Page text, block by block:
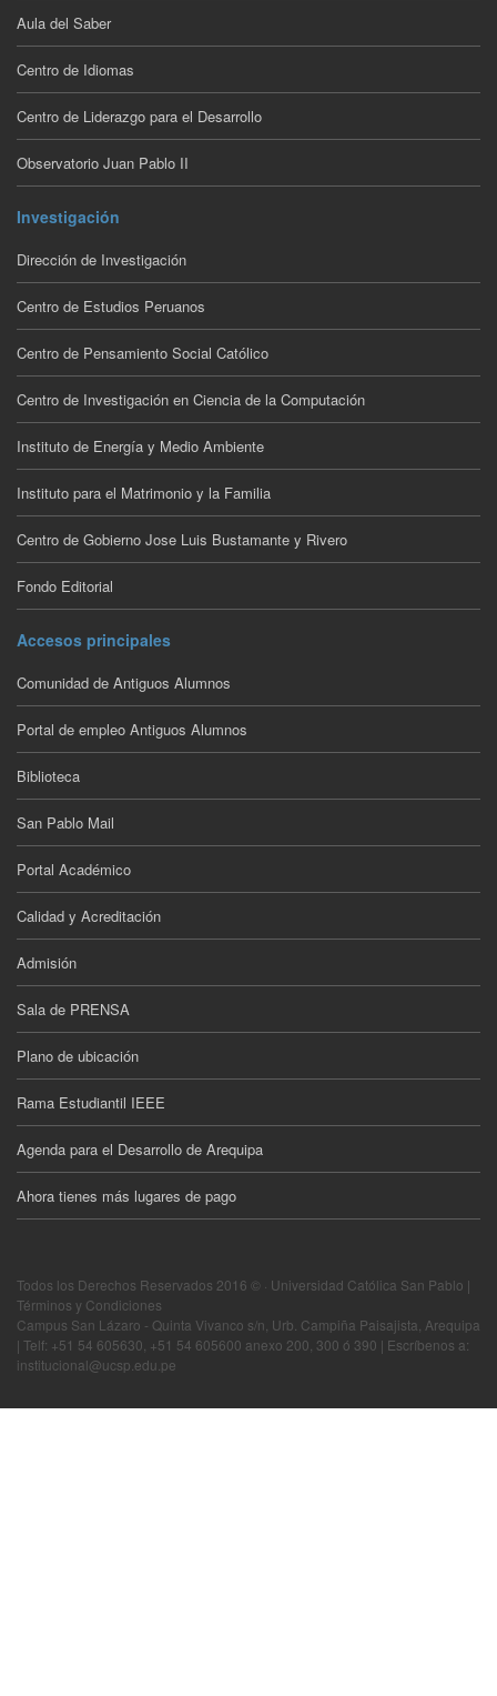
Aula del Saber
Centro de Idiomas
Centro de Liderazgo para el Desarrollo
Observatorio Juan Pablo II
Investigación
Dirección de Investigación
Centro de Estudios Peruanos
Centro de Pensamiento Social Católico
Centro de Investigación en Ciencia de la Computación
Instituto de Energía y Medio Ambiente
Instituto para el Matrimonio y la Familia
Centro de Gobierno Jose Luis Bustamante y Rivero
Fondo Editorial
Accesos principales
Comunidad de Antiguos Alumnos
Portal de empleo Antiguos Alumnos
Biblioteca
San Pablo Mail
Portal Académico
Calidad y Acreditación
Admisión
Sala de PRENSA
Plano de ubicación
Rama Estudiantil IEEE
Agenda para el Desarrollo de Arequipa
Ahora tienes más lugares de pago
Todos los Derechos Reservados 2016 © · Universidad Católica San Pablo |
Términos y Condiciones
Campus San Lázaro - Quinta Vivanco s/n, Urb. Campiña Paisajista, Arequipa
| Telf: +51 54 605630, +51 54 605600 anexo 200, 300 ó 390 | Escríbenos a:
institucional@ucsp.edu.pe